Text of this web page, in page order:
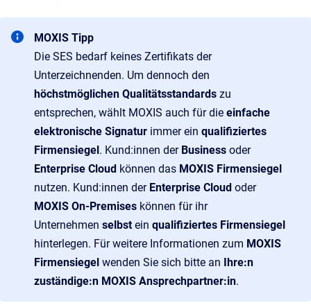
MOXIS Tipp
Die SES bedarf keines Zertifikats der
Unterzeichnenden. Um dennoch den
höchstmöglichen Qualitätsstandards zu
entsprechen, wählt MOXIS auch für die einfache
elektronische Signatur immer ein qualifiziertes
Firmensiegel. Kund:innen der Business oder
Enterprise Cloud können das MOXIS Firmensiegel
nutzen. Kund:innen der Enterprise Cloud oder
MOXIS On-Premises können für ihr
Unternehmen selbst ein qualifiziertes Firmensiegel
hinterlegen. Für weitere Informationen zum MOXIS
Firmensiegel wenden Sie sich bitte an Ihre:n
zuständige:n MOXIS Ansprechpartner:in.